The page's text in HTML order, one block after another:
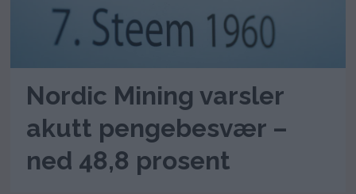
Nordic Mining varsler
akutt pengebesvær –
ned 48,8 prosent